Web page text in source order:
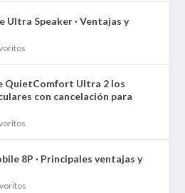
Ultra Speaker · Ventajas y
QuietComfort Ultra 2 los
con cancelación para
8P · Principales ventajas y